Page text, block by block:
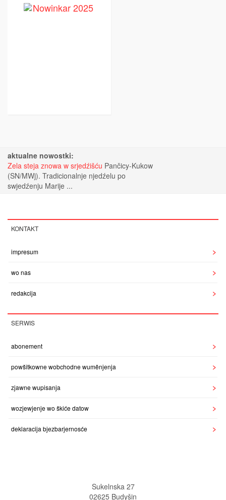
aktualne nowostki:
Zela steja znowa w srjedźišću Pančicy-Kukow
(SN/MWj). Tradicionalnje njedźelu po
swjedźenju Marije ...
KONTAKT
impresum
wo nas
redakcija
SERWIS
abonement
powšitkowne wobchodne wuměnjenja
zjawne wupisanja
wozjewjenje wo škiće datow
deklaracija bjezbarjernosće
Sukelnska 27
02625 Budyšin